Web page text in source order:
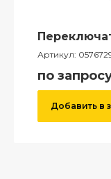
Артикул:
по
Добавить в